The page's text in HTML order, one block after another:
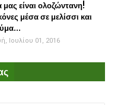
μας είναι ολοζώντανη!
μέσα σε μελίσσι και
Ιουλίου 01, 2016